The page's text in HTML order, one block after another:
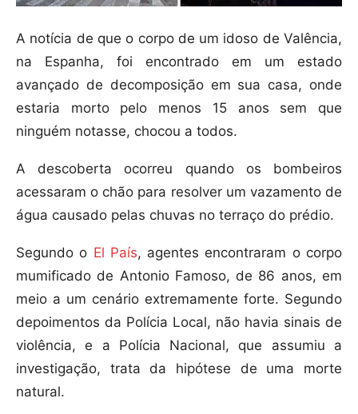
A notícia de que o corpo de um idoso de Valência,
na Espanha, foi encontrado em um estado
avançado de decomposição em sua casa, onde
estaria morto pelo menos 15 anos sem que
ninguém notasse, chocou a todos.
A descoberta ocorreu quando os bombeiros
acessaram o chão para resolver um vazamento de
água causado pelas chuvas no terraço do prédio.
Segundo o El País, agentes encontraram o corpo
mumificado de Antonio Famoso, de 86 anos, em
meio a um cenário extremamente forte. Segundo
depoimentos da Polícia Local, não havia sinais de
violência, e a Polícia Nacional, que assumiu a
investigação, trata da hipótese de uma morte
natural.